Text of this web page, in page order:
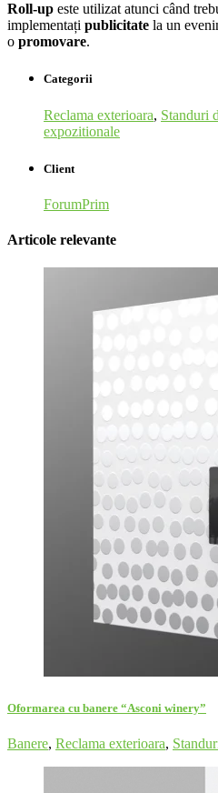
Roll-up este utilizat atunci când
implementați publicitate la un
o promovare.
Categorii
Reclama exterioara, Standuri
expozitionale
Client
ForumPrim
Articole relevante
Oformarea cu banere “Asconi winery”
Banere, Reclama exterioara,